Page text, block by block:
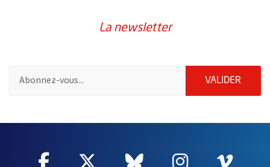
La newsletter
VALIDER
Facebook
, Ouvre une nouvelle fenêtre
Twitter
, Ouvre une nouvelle
Bluesky
, Ouvre une
Instagram
, Ouvre
,